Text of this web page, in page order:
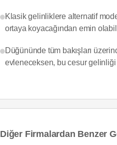
Klasik gelinliklere alternatif
ortaya koyacağından emin
Düğününde tüm bakışları
evleneceksen, bu cesur
Diğer Firmalardan Benzer